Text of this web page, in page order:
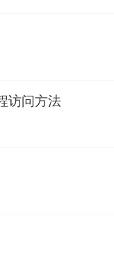
访问方法